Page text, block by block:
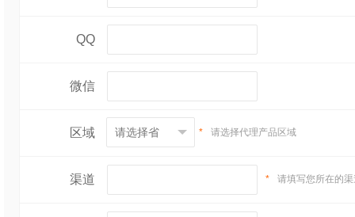
QQ
微信
区域 * 请选择代理产品区域
渠道 * 请填写您所在的